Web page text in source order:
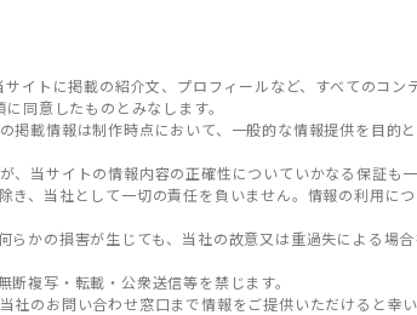
イトに掲載の紹介文、プロフィールなど、すべてのコン
同意したものとみなします。
載情報は制作時点において、一般的な情報提供を目的
当サイトの情報内容の正確性についていかなる保証も
、当社として一切の責任を負いません。情報の利用に
かの損害が生じても、当社の故意又は重過失による場
複写・転載・公衆送信等を禁じます。
のお問い合わせ窓口まで情報をご提供いただけると幸い